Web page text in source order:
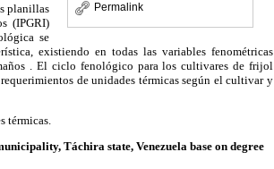
Permalink
planillas
(IPGRI)
se
existiendo en todas las variables fenométricas
. El ciclo fenológico para los cultivares de frijol
de unidades térmicas según el cultivar y
térmicas.
Táchira state, Venezuela base on degree